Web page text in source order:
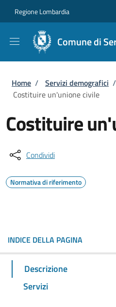
Regione Lombardia
Comune di
Briciole di pane
Home / Servizi demografici /
Costituire un'unione civile
Costituire
Condividi
Normativa di riferimento
INDICE DELLA PAGINA
Descrizione
Servizi